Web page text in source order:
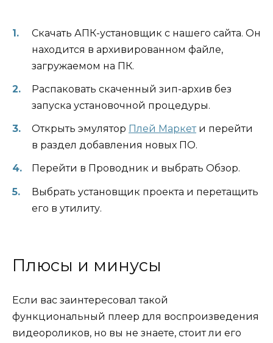
Скачать АПК-установщик с нашего сайта. Он
находится в архивированном файле,
загружаемом на ПК.
Распаковать скаченный зип-архив без
запуска установочной процедуры.
Открыть эмулятор Плей Маркети перейти
в раздел добавления новых ПО.
Перейти в Проводник и выбрать Обзор.
Выбрать установщик проекта и перетащить
его в утилиту.
Плюсы и минусы
Если вас заинтересовал такой
функциональный плеер для воспроизведения
видеороликов, но вы не знаете, стоит ли его